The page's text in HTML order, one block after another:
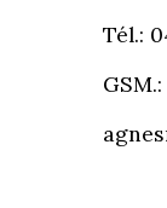
Tél.: